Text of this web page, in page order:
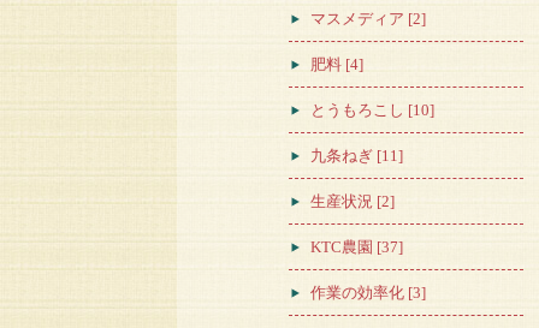
マスメディア [2]
肥料 [4]
とうもろこし [10]
九条ねぎ [11]
生産状況 [2]
KTC農園 [37]
作業の効率化 [3]